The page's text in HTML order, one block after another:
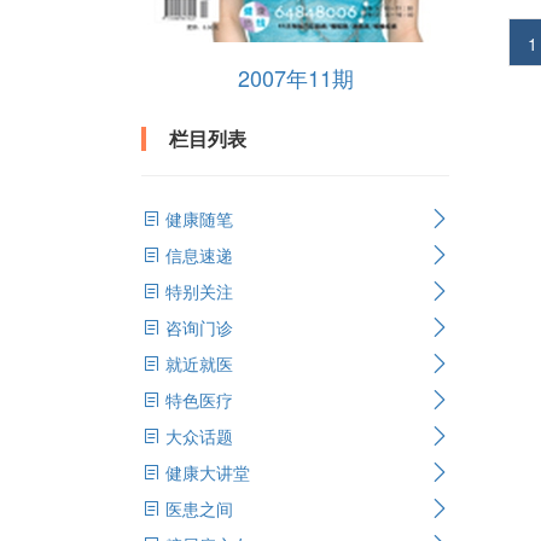
2007年11期
栏目列表
健康随笔
信息速递
特别关注
咨询门诊
就近就医
特色医疗
大众话题
健康大讲堂
医患之间
1